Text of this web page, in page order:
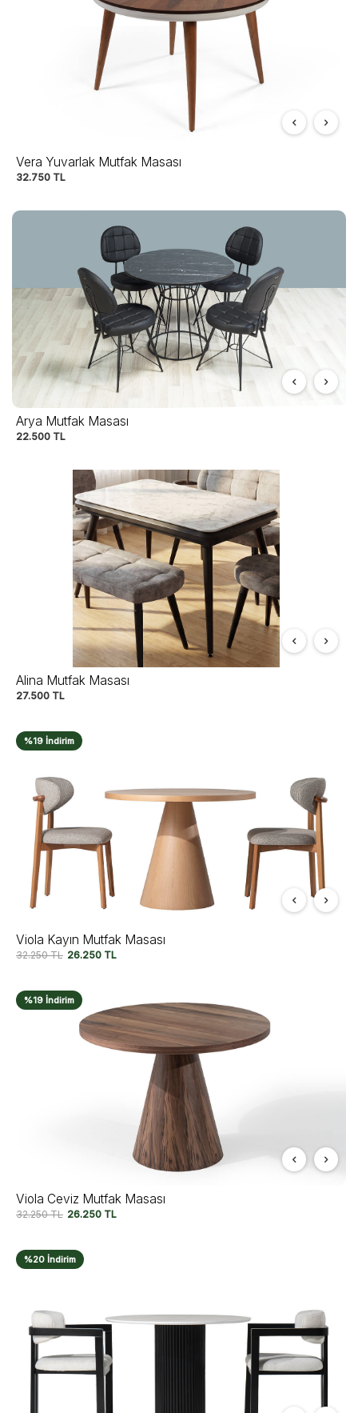
Vera Yuvarlak Mutfak Masası
32.750 TL
Arya Mutfak Masası
22.500 TL
Alina Mutfak Masası
27.500 TL
%19 İndirim
Viola Kayın Mutfak Masası
32.250TL 26.250 TL
%19 İndirim
Viola Ceviz Mutfak Masası
32.250TL 26.250 TL
%20 İndirim